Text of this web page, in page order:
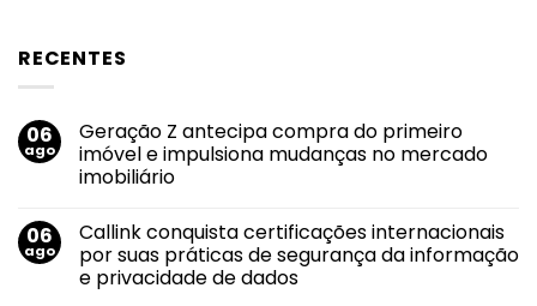
RECENTES
06
ago
Geração Z antecipa compra do primeiro
imóvel e impulsiona mudanças no mercado
imobiliário
em
Geração
Z
antecipa
compra
06
ago
Callink conquista certificações internacionais
por suas práticas de segurança da informação
e privacidade de dados